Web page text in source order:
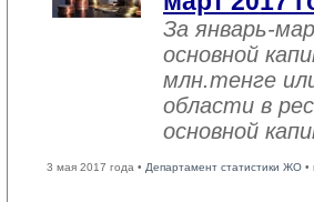
За январь-
основной
млн.тенге
области в
основной
3 мая 2017 года • Департамент статистики ЖО •